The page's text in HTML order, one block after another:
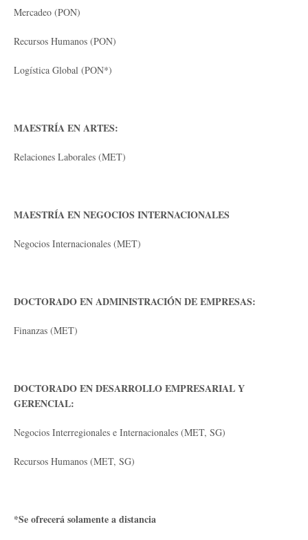
Mercadeo (PON)
Recursos Humanos (PON)
Logística Global (PON*)
MAESTRÍA EN ARTES:
Relaciones Laborales (MET)
MAESTRÍA EN NEGOCIOS INTERNACIONALES
Negocios Internacionales (MET)
DOCTORADO EN ADMINISTRACIÓN DE EMPRESAS:
Finanzas (MET)
DOCTORADO EN DESARROLLO EMPRESARIAL Y
GERENCIAL:
Negocios Interregionales e Internacionales (MET, SG)
Recursos Humanos (MET, SG)
*Se ofrecerá solamente a distancia